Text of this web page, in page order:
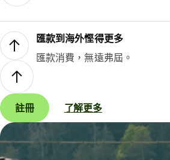
匯款到海外慳得更多
匯款消費，無遠弗屆。
註冊 了解更多